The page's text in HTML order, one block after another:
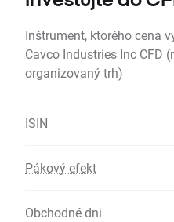
Inštrument, ktorého cena
Cavco Industries Inc CFD
organizovaný trh)
ISIN
Pákový efekt
Obchodné dni